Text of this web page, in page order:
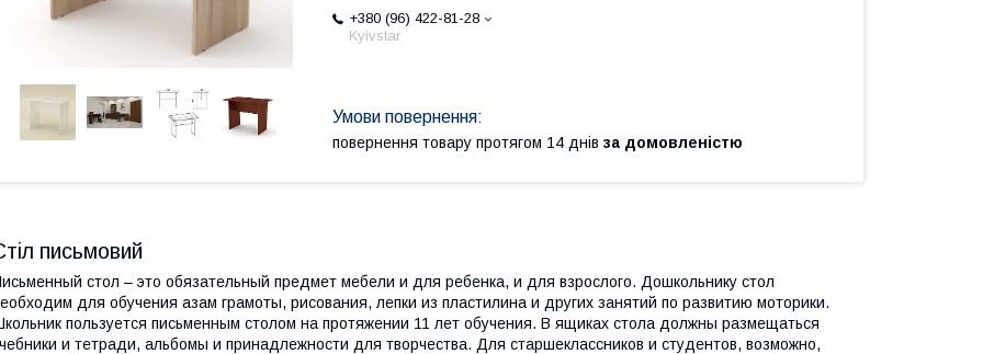
+380 (96) 422-81-28
Kyivstar
повернення товару протягом 14 днів за домовленістю
письмовий
стол – это обязательный предмет мебели и для ребенка, и для взрослого. Дошкольнику стол
для обучения азам грамоты, рисования, лепки из пластилина и других занятий по развитию моторики.
пользуется письменным столом на протяжении 11 лет обучения. В ящиках стола должны размещаться
и тетради, альбомы и принадлежности для творчества. Для старшеклассников и студентов, возможно,